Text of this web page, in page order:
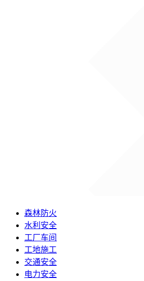
森林防火
水利安全
工厂车间
工地施工
交通安全
电力安全